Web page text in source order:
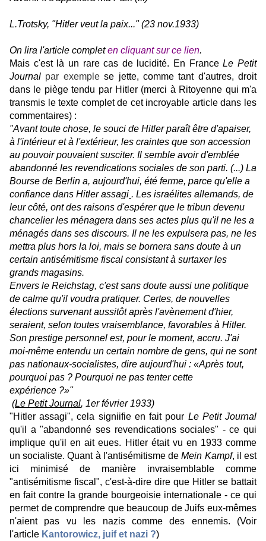
L.Trotsky, "Hitler veut la paix..." (23 nov.1933)
On lira l'article complet en cliquant sur ce lien.
Mais c'est là un rare cas de lucidité. En France Le Petit
Journal par exemplese jette, comme tant d'autres, droit
dans le piège tendu par Hitler (merci à Ritoyenne qui m'a
transmis le texte complet de cet incroyable article dans les
commentaires) :
"Avant toute chose, le souci de Hitler paraît être d'apaiser,
à l'intérieur et à l'extérieur, les craintes que son accession
au pouvoir pouvaient susciter. Il semble avoir d'emblée
abandonné les revendications sociales de son parti. (...) La
Bourse de Berlin a, aujourd'hui, été ferme, parce qu'elle a
confiance dans Hitler assagi . Les israélites allemands, de
leur côté, ont des raisons d'espérer que le tribun devenu
chancelier les ménagera dans ses actes plus qu'il ne les a
ménagés dans ses discours. Il ne les expulsera pas, ne les
mettra plus hors la loi, mais se bornera sans doute à un
certain antisémitisme fiscal consistant à surtaxer les
grands magasins.
Envers le Reichstag, c'est sans doute aussi une politique
de calme qu'il voudra pratiquer. Certes, de nouvelles
élections survenant aussitôt après l'avènement d'hier,
seraient, selon toutes vraisemblance, favorables à Hitler.
Son prestige personnel est, pour le moment, accru. J'ai
moi-même entendu un certain nombre de gens, qui ne sont
pas nationaux-socialistes, dire aujourd'hui : «Après tout,
pourquoi pas ? Pourquoi ne pas tenter cette
expérience ?»"
(Le Petit Journal, 1er février 1933)
"Hitler assagi", cela signiifie en fait pour Le Petit Journal
qu'il a "abandonné ses revendications sociales" - ce qui
implique qu'il en ait eues. Hitler était vu en 1933 comme
un socialiste. Quant à l'antisémitisme deMein Kampf, il est
ici minimisé de manière invraisemblable comme
"antisémitisme fiscal", c'est-à-dire dire que Hitler se battait
en fait contre la grande bourgeoisie internationale - ce qui
permet de comprendre que beaucoup de Juifs eux-mêmes
n'aient pas vu les nazis comme des ennemis. (Voir
l'article Kantorowicz, juif et nazi ?)